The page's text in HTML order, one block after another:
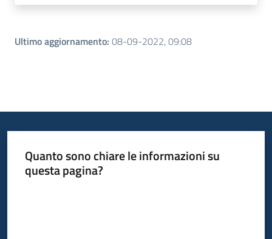
Ultimo aggiornamento: 08-09-2022, 09:08
Quanto sono chiare le informazioni su
questa pagina?